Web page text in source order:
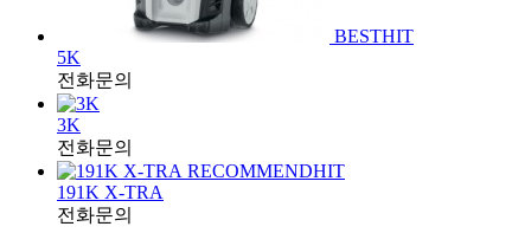
BESTHIT
5K
전화문의
3K
전화문의
RECOMMENDHIT
191K X-TRA
전화문의